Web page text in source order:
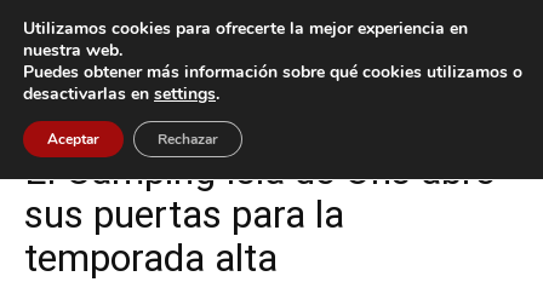
Inicio Vigo
Vigo
El Camping Isla de Ons abre
sus puertas para la
temporada alta
Utilizamos cookies para ofrecerte la mejor experiencia en
nuestra web.
Puedes obtener más información sobre qué cookies utilizamos o
desactivarlas en settings.
Aceptar Rechazar